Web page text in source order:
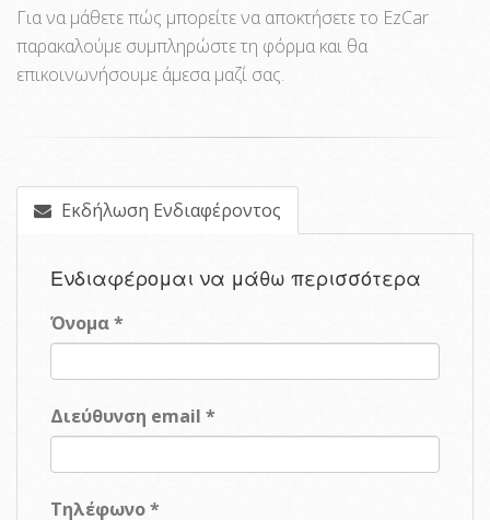
Για να μάθετε πώς μπορείτε να αποκτήσετε το EzCar
παρακαλούμε συμπληρώστε τη φόρμα και θα
επικοινωνήσουμε άμεσα μαζί σας.
Εκδήλωση Ενδιαφέροντος
Ενδιαφέρομαι να μάθω περισσότερα
Όνομα *
Διεύθυνση email *
Τηλέφωνο *